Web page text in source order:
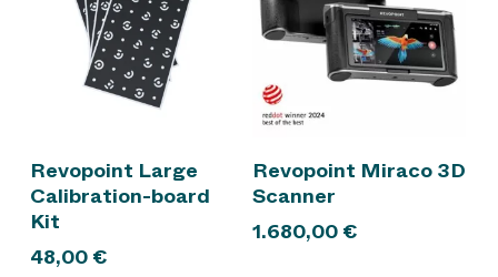
In den Warenkorb
Revopoint Large
Calibration-board
Kit
48,00€
In den Warenkorb
Revopoint Miraco 3D
Scanner
1.680,00€